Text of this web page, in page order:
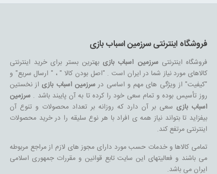
فروشگاه اینترنتی سرزمین اسباب بازی
فروشگاه اینترنتی سرزمین اسباب بازی
بهترین بستر برای خرید اینترنتی
کالاهای مورد نیاز شما در ایران است . "اصل بودن کالا " ، " ارسال سریع" و
"کیفیت" از ویژگی های مهم و اساسی درسرزمین اسباب بازیاز نخستین
روز تأسیس بوده و تمام سعی خود را کرده تا به آن پایبند باشد .سرزمین
اسباب بازی سعی بر آن دارد که روزانه بر تعداد محصولات و تنوع آن
بیفزاید تا بتواند نیاز همه ی افراد با هر نوع سلیقه را در خرید محصولات
اینترنتی مرتفع کند.
تمامی کالاها و خدمات حسب مورد دارای مجوز های لازم از مراجع مربوطه
می باشند و فعالیتهای این سایت تابع قوانین و مقررات جمهوری اسلامی
ایران می باشد.